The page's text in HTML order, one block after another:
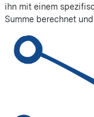
ihn mit einem
Summe berechnet